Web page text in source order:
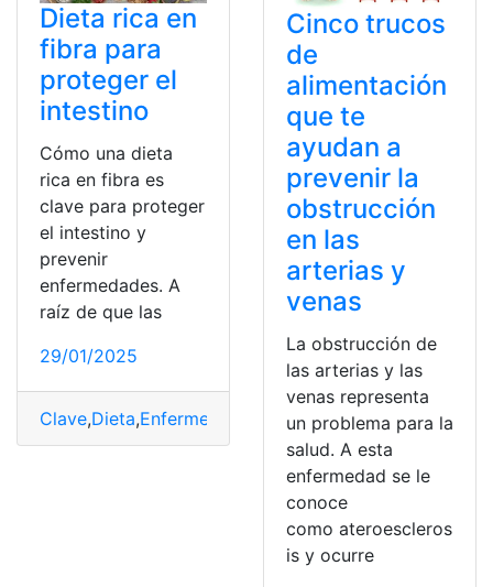
Dieta rica en
fibra para
proteger el
intestino
Cómo una dieta
rica en fibra es
clave para proteger
el intestino y
prevenir
enfermedades. A
raíz de que las
29/01/2025
Clave,Dieta,Enfermedades Fibra intestino,Prevenir
Cinco trucos
de
alimentación
que te
ayudan a
prevenir la
obstrucción
en las
arterias y
venas
La obstrucción de
las arterias y las
venas representa
un problema para la
salud. A esta
enfermedad se le
conoce
como ateroescleros
is y ocurre